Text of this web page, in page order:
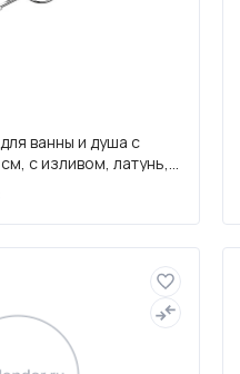
ванны и душа с
с изливом, латунь,